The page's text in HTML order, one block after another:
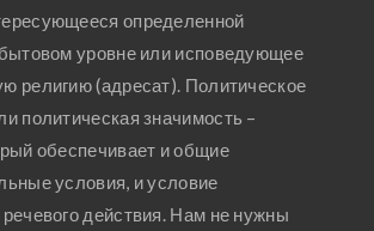
определенной
уровне или исповедующее
религию (адресат). Политическое
политическая значимость –
обеспечивает и общие
условия, и условие
речевого действия. Нам не нужны